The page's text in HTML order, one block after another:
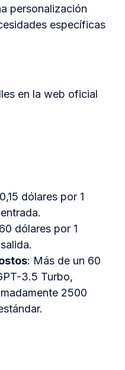
personalización
específicas
en la web oficial
dólares por 1
dólares por 1
: Más de un 60
3.5 Turbo,
2500